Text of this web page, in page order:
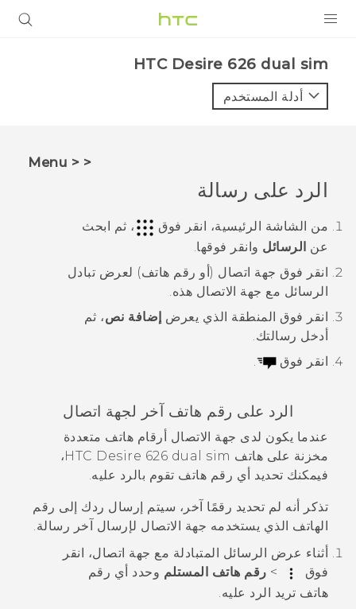
VIVE
VIVERSE
البرامج + التطبيقات
الدعم
أجهزة HTC والملحقات
HTC Desire 626 dual sim‎
أدلة المستخدم
< < Menu
الرد على رسالة
من الشاشة الرئيسية، انقر فوق
، ثم ابحث
عن الرسائل وانقر فوقها.
انقر فوق جهة اتصال (أو رقم هاتف) لعرض تبادل
الرسائل مع جهة الاتصال هذه.
انقر فوق المنطقة الذي يعرض إضافة نص، ثم
أدخل رسالتك.
انقر فوق
الرد على رقم هاتف آخر لجهة اتصال
عندما يكون لدى جهة الاتصال أرقام هاتف متعددة
مخزنة على هاتف HTC Desire 626 dual sim،
فيمكنك تحديد أي رقم هاتف تقوم بالرد عليه.
تذكر أنه لم تحديد رقمًا آخر، سيتم إرسال ردك إلى رقم
الهاتف الذي يستخدمه جهة الاتصال لإرسال آخر رسالة.
أثناء عرض الرسائل المتبادلة مع جهة اتصال، انقر
فوق
> رقم هاتف المستلم وحدد أي رقم
هاتف تريد الرد عليه.